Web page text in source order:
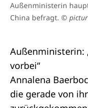
Außenministerin
China befragt. ©
Außenministerin:
vorbei“
Annalena
die gerade von